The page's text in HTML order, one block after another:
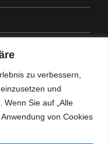
zu verbessern,
und
Sie auf „Alle
von Cookies